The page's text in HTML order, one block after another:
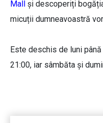
Mall
și descoperiți
micuții dumneavoastră
Este deschis de luni
21:00, iar sâmbăta și